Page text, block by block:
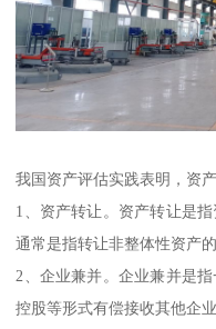
我国资产评估实践表明，资
1、资产转让。资产转让是
通常是指转让非整体性资产的
2、企业兼并。企业兼并是
控股等形式有偿接收其他企业